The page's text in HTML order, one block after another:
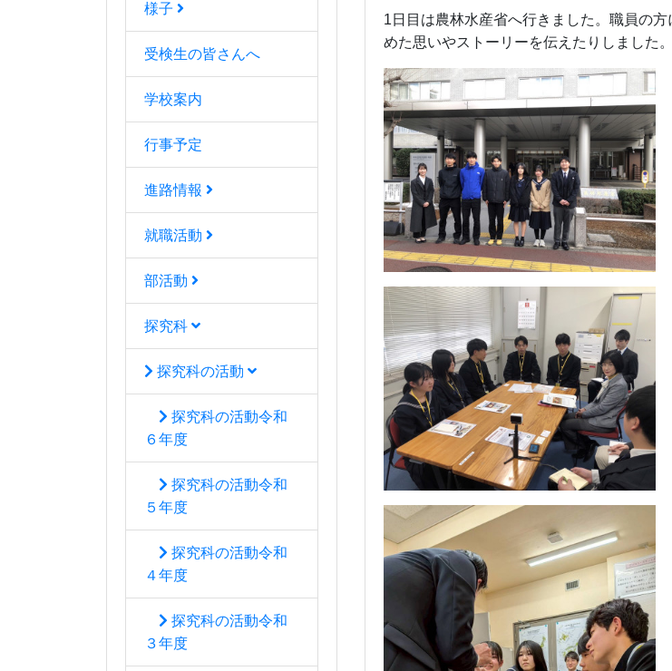
様子
受検生の皆さんへ
学校案内
行事予定
進路情報
就職活動
部活動
探究科
探究科の活動
探究科の活動令和
６年度
探究科の活動令和
５年度
探究科の活動令和
４年度
探究科の活動令和
３年度
1日目は農林水産省へ行きました。職員の
めた思いやストーリーを伝えたりしました。